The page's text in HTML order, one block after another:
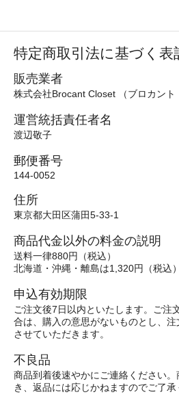
特定商取引法に基づく表
販売業者
株式会社Brocant Closet （ブロカント
運営統括責任者名
渡辺敬子
郵便番号
144-0052
住所
東京都大田区蒲田5-33-1
商品代金以外の料金の説明
送料一律880円（税込）
北海道・沖縄・離島は1,320円（税込）
申込有効期限
ご注文後7日以内といたします。ご注
合は、購入の意思がないものとし、
させていただきます。
不良品
商品到着後速やかにご連絡ください
き、返品には応じかねますのでご了承